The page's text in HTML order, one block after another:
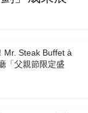
Mr. Steak Buffet à
「⽗親節限定盛